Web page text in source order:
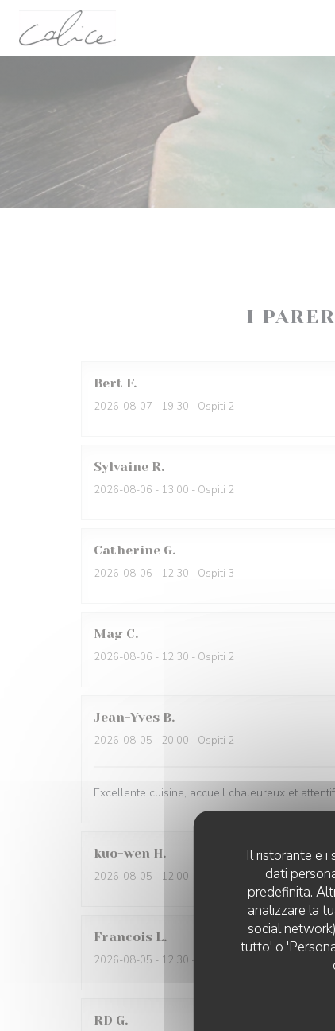
Personalizzazione delle tue scelte sui cookie
Il ristorante e i
dati
predefinita.
analizzare la
social
tutto' o
I
Bert F
2026-08-07 - 19:30 - Ospiti 2
Sylvaine R
2026-08-06 - 13:00 - Ospiti 2
Catherine G
2026-08-06 - 12:30 - Ospiti 3
Mag C
2026-08-06 - 12:30 - Ospiti 2
Jean-Yves B
2026-08-05 - 20:00 - Ospiti 2
Excellente cuisine, accueil chaleureux et
kuo-wen H
2026-08-05 - 12:00 - Ospiti 2
Francois L
2026-08-05 - 12:30 - Ospiti 3
RD G